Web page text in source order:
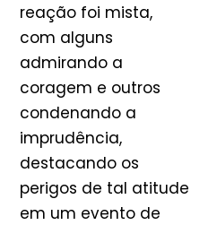
reação foi mista,
com alguns
admirando a
coragem e outros
condenando a
imprudência,
destacando os
perigos de tal atitude
em um evento de